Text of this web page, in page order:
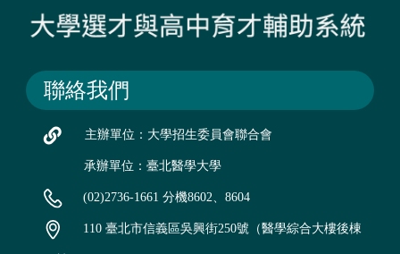
聯絡我們
主辦單位：大學招生委員會聯合會
承辦單位：臺北醫學大學
(02)2736-1661 分機8602、8604
110 臺北市信義區吳興街250號（醫學綜合大樓後棟